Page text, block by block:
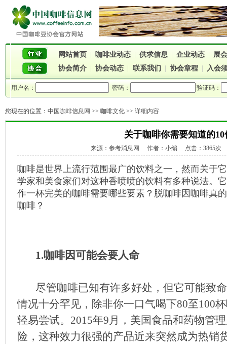
网站首页 咖啡业动态 供求信息 企业动态
展
协会简介
协会动态 联系我们 协会章程 入会
用户名： 密码： 验证码：
您现在的位置： 中国咖啡信息网 >> 咖啡文化 >> 详细内容
关于咖啡你需要知道的10
来源：参考消息网 作者：小编 点击：3865次
咖啡是世界上流行范围最广的饮料之一，然而关于
学家和美食家们对这种香喷喷的饮料有多种说法。
作一杯完美的咖啡需要哪些要素？脱咖啡因咖啡真
咖啡？
1.咖啡因可能会要人命
尽管咖啡已知有许多好处，但它可能致
情况十分罕见，除非你一口气喝下80至100
轻易尝试。2015年9月，美国食品和药物管
险，这种效力很强的产品近来突然成为热销